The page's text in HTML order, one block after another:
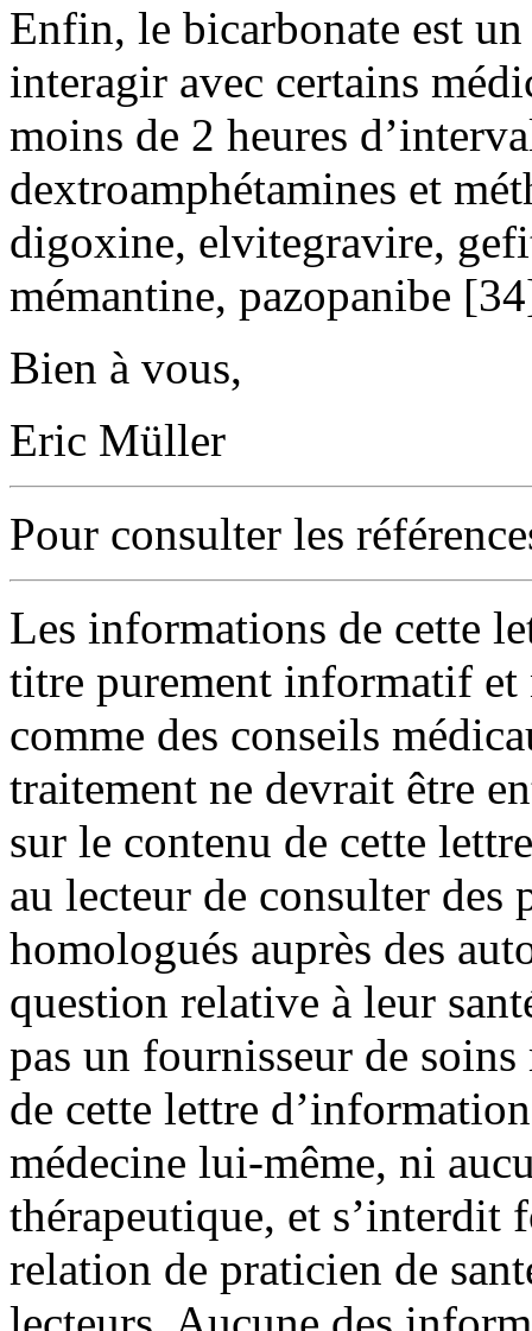
Enfin, le bicarbonate est
interagir avec certains
moins de 2 heures
dextroamphétamines et
digoxine, elvitegravire,
mémantine, pazopanibe
Bien à vous,
Eric Müller
Pour consulter les
Les informations de cette
titre purement informatif et
comme des conseils
traitement ne devrait être
sur le contenu de cette
au lecteur de consulter des
homologués auprès des
question relative à leur
pas un fournisseur de
de cette lettre
médecine lui-même, ni
thérapeutique, et s’interdit
relation de praticien de